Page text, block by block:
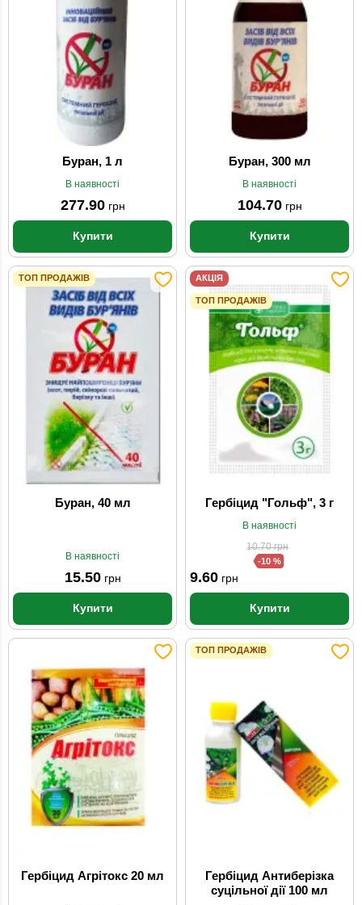
Буран, 1 л
В наявності
277.90грн
Купити
Буран, 300 мл
В наявності
104.70грн
Купити
ТОП ПРОДАЖІВ
Буран, 40 мл
В наявності
15.50грн
Купити
АКЦІЯ
ТОП ПРОДАЖІВ
Гербіцид "Гольф", 3 г
В наявності
10.70грн
-10 %
9.60 грн
Купити
Гербіцид Агрітокс 20 мл
ТОП ПРОДАЖІВ
Гербіцид Антиберізка
суцільної дії 100 мл